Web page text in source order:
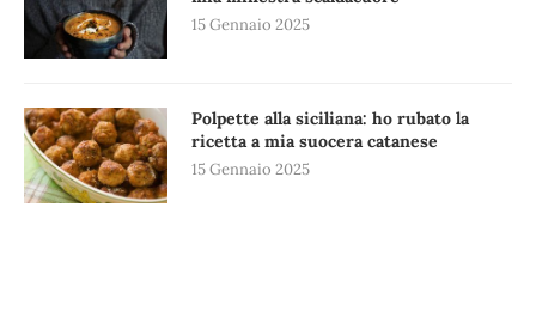
15 Gennaio 2025
Polpette alla siciliana: ho rubato la
ricetta a mia suocera catanese
15 Gennaio 2025